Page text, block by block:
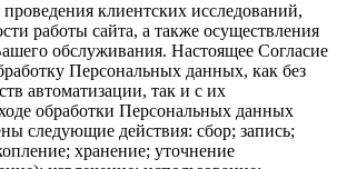
клиентских исследований,
работы сайта, а также осуществления
обслуживания. Настоящее Согласие
Персональных данных, как без
автоматизации, так и с их
обработки Персональных данных
следующие действия: сбор; запись;
хранение; уточнение